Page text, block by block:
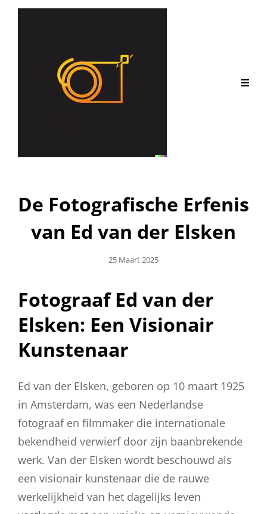
De Fotografische Erfenis
van Ed van der Elsken
Geplaatst
25 Maart 2025
Fotograaf Ed van der
Elsken: Een Visionair
Kunstenaar
Ed van der Elsken, geboren op 10 maart 1925
in Amsterdam, was een Nederlandse
fotograaf en filmmaker die internationale
bekendheid verwierf door zijn baanbrekende
werk. Van der Elsken wordt beschouwd als
een visionair kunstenaar die de rauwe
werkelijkheid van het dagelijks leven